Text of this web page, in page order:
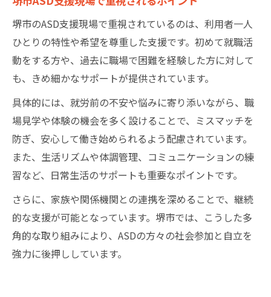
堺市のASD支援現場で重視されているのは、利用者一人
ひとりの特性や希望を尊重した支援です。初めて就職活
動をする方や、過去に職場で困難を経験した方に対して
も、きめ細かなサポートが提供されています。
具体的には、就労前の不安や悩みに寄り添いながら、職
場見学や体験の機会を多く設けることで、ミスマッチを
防ぎ、安心して働き始められるよう配慮されています。
また、生活リズムや体調管理、コミュニケーションの練
習など、日常生活のサポートも重要なポイントです。
さらに、家族や関係機関との連携を深めることで、継続
的な支援が可能となっています。堺市では、こうした多
角的な取り組みにより、ASDの方々の社会参加と自立を
強力に後押ししています。